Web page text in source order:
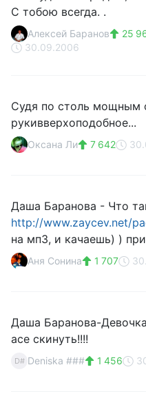
С тобою всегда. .
Алексей Баранов 25
30.09.2006
Судя по столь мощным
рукивверхоподобное...
Оксана Ли 7 642
Даша Баранова - Что
http://www.zaycev.net/
на мп3, и качаешь) )
Аня Сонина 1 707
Даша Баранова-
асе скинуть!!!!
D# Deniska ### 1 456